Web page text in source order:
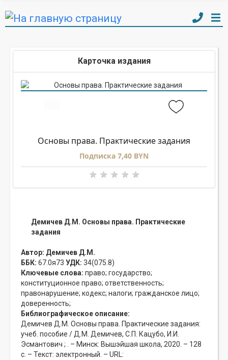
Карточка издания
Основы права. Практические задания
Подписка 7,40 BYN
Демичев Д.М. Основы права. Практические
задания
Автор: Демичев Д.М.
ББК: 67.0я73 УДК: 34(075.8)
Ключевые слова: право; государство;
конституционное право; ответственность;
правонарушение; кодекс; налоги; гражданское лицо;
доверенность;
Библиографическое описание:
Демичев Д.М. Основы права. Практические задания:
учеб. пособие / Д.М. Демичев, С.П. Кацубо, И.И.
Эсмантович ; . – Минск: Вышэйшая школа, 2020. – 128
с. – Текст: электронный. – URL: